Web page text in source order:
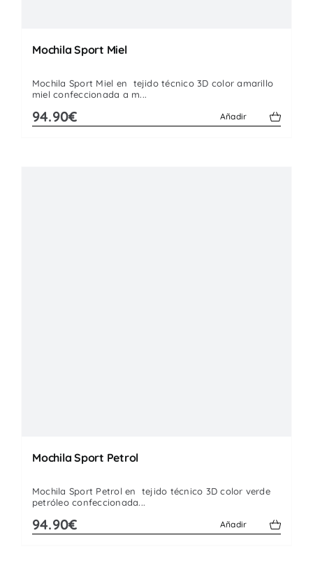
Mochila Sport Miel
Mochila Sport Miel en tejido técnico 3D color amarillo
miel confeccionada a m...
94.90€ Añadir
Mochila Sport Petrol
Mochila Sport Petrol en tejido técnico 3D color verde
petróleo confeccionada...
94.90€ Añadir